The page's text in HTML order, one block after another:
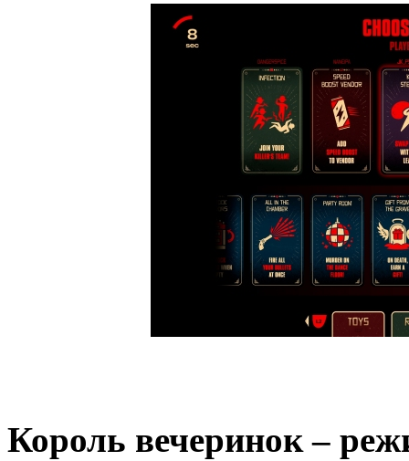
Король вечеринок –